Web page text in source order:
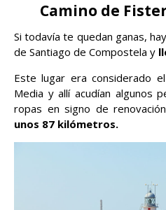
Camino de
Si todavía te quedan ganas,
de Santiago de Compostela y
Este lugar era considerado
Media y allí acudían algunos
ropas en signo de
unos 87 kilómetros.